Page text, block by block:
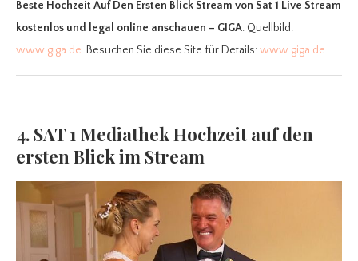
Beste Hochzeit Auf Den Ersten Blick Stream von Sat 1 Live Stream
kostenlos und legal online anschauen – GIGA. Quellbild:
www.giga.de. Besuchen Sie diese Site für Details:www.giga.de
4. SAT 1 Mediathek Hochzeit auf den
ersten Blick im Stream